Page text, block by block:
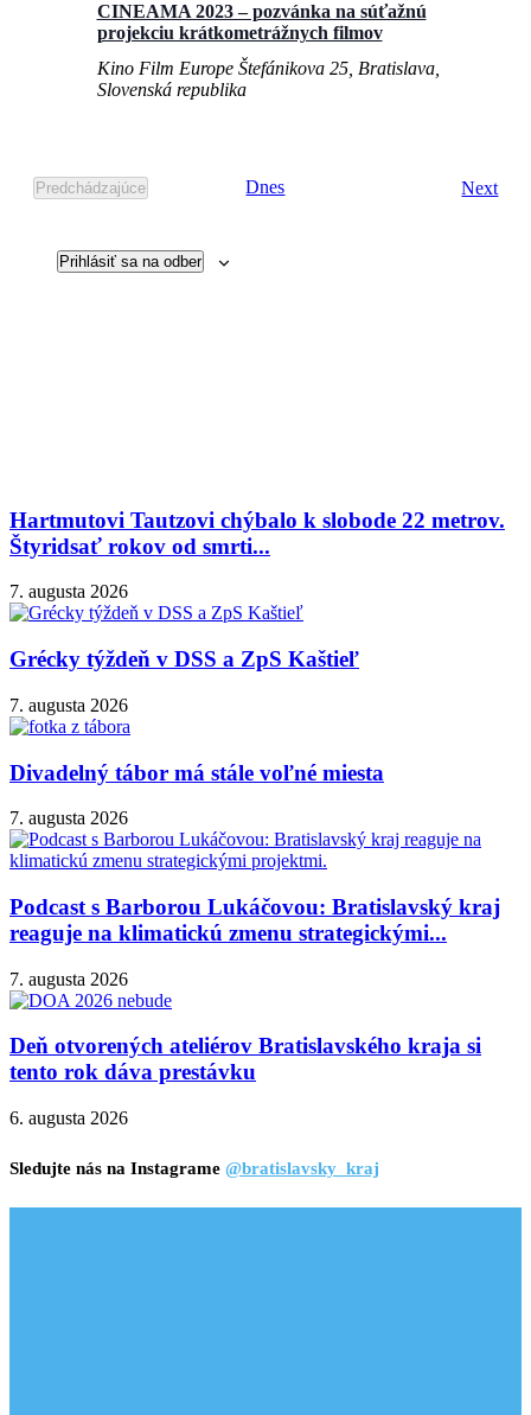
CINEAMA 2023 – pozvánka na súťažnú
projekciu krátkometrážnych filmov
Kino Film Europe Štefánikova 25, Bratislava,
Slovenská republika
Predchádzajúce
Udalosti
Dnes Next
Prihlásiť sa na odber
Hartmutovi Tautzovi chýbalo k slobode 22 metrov.
Štyridsať rokov od smrti...
7. augusta 2026
Grécky týždeň v DSS a ZpS Kaštieľ
7. augusta 2026
Divadelný tábor má stále voľné miesta
7. augusta 2026
Podcast s Barborou Lukáčovou: Bratislavský kraj
reaguje na klimatickú zmenu strategickými...
7. augusta 2026
Deň otvorených ateliérov Bratislavského kraja si
tento rok dáva prestávku
6. augusta 2026
Sledujte nás na Instagrame @bratislavsky_kraj